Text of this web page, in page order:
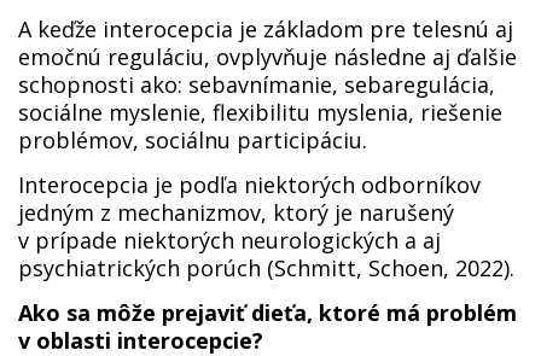
A keďže interocepcia je základom pre telesnú aj
emočnú reguláciu, ovplyvňuje následne aj ďalšie
schopnosti ako: sebavnímanie, sebaregulácia,
sociálne myslenie, flexibilitu myslenia, riešenie
problémov, sociálnu participáciu.
Interocepcia je podľa niektorých odborníkov
jedným z mechanizmov, ktorý je narušený
v prípade niektorých neurologických a aj
psychiatrických porúch (Schmitt, Schoen, 2022).
Ako sa môže prejaviť dieťa, ktoré má problém
v oblasti interocepcie?